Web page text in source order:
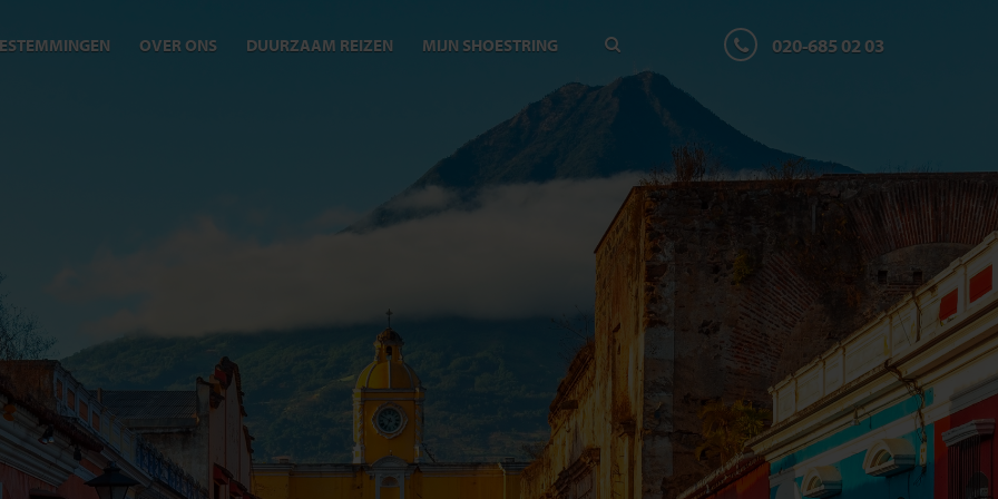
OVER ONS DUURZAAM REIZEN MIJN SHOESTRING 020-685 02 03